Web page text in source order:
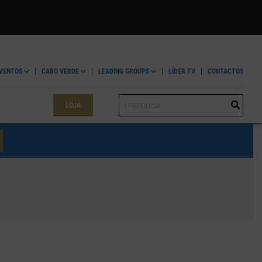
CABO VERDE LEADING GROUPS LÍDER TV CONTACTOS
LOJA